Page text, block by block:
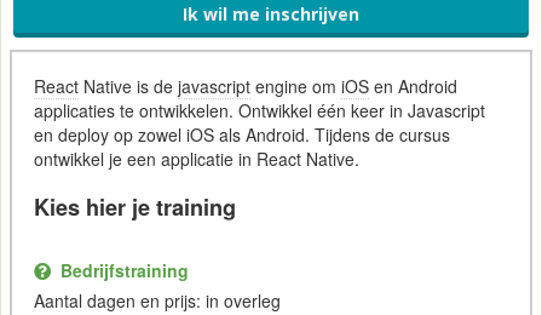
Ik wil me inschrijven
ReactNative is de javascriptengine om iOSen Android
applicaties te ontwikkelen. Ontwikkel één keer in Javascript
en deploy op zowel iOS als Android. Tijdens de cursus
ontwikkel je een applicatie in React Native.
Kies hier je training
Bedrijfstraining
Aantal dagen en prijs: in overleg